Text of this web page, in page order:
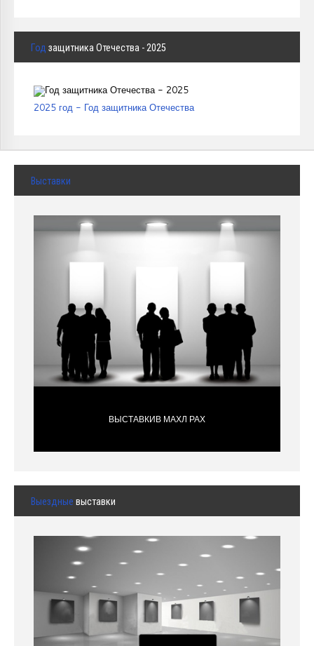
Год защитника Отечества - 2025
2025 год - Год защитника Отечества
Выставки
ВЫСТАВКИВ МАХЛ РАХ
Выездные выставки